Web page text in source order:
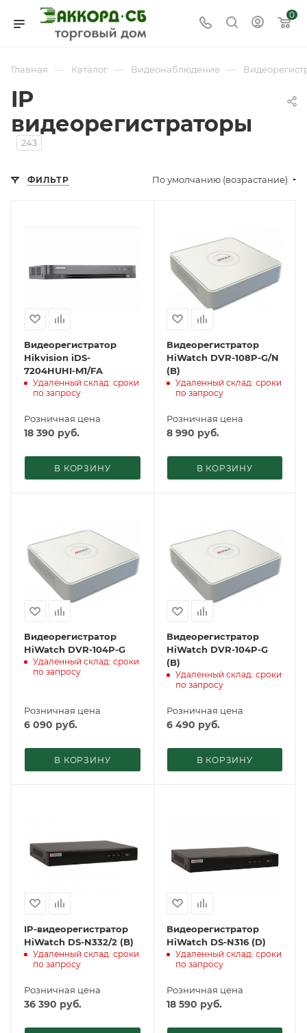
0
Главная — Каталог — Видеонаблюдение —
IP
видеорегистраторы
243
ФИЛЬТР По умолчанию (возрастание)
Видеорегистратор
Hikvision iDS-
7204HUHI-M1/FA
Удаленный склад: сроки
по запросу
Розничная цена
18 390 руб.
В КОРЗИНУ
Видеорегистратор
HiWatch DVR-108P-G/N
(B)
Удаленный склад: сроки
по запросу
Розничная цена
8 990 руб.
В КОРЗИНУ
Видеорегистратор
HiWatch DVR-104P-G
Удаленный склад: сроки
по запросу
Розничная цена
6 090 руб.
В КОРЗИНУ
Видеорегистратор
HiWatch DVR-104P-G
(B)
Удаленный склад: сроки
по запросу
Розничная цена
6 490 руб.
В КОРЗИНУ
IP-видеорегистратор
HiWatch DS-N332/2 (B)
Удаленный склад: сроки
по запросу
Розничная цена
36 390 руб.
Видеорегистратор
HiWatch DS-N316 (D)
Удаленный склад: сроки
по запросу
Розничная цена
18 590 руб.